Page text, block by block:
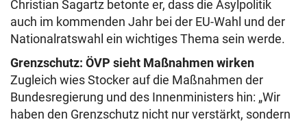
Christian Sagartz betonte er, dass die Asylpolitik
auch im kommenden Jahr bei der EU-Wahl und der
Nationalratswahl ein wichtiges Thema sein werde.
Grenzschutz: ÖVP sieht Maßnahmen wirken
Zugleich wies Stocker auf die Maßnahmen der
Bundesregierung und des Innenministers hin: „Wir
haben den Grenzschutz nicht nur verstärkt, sondern